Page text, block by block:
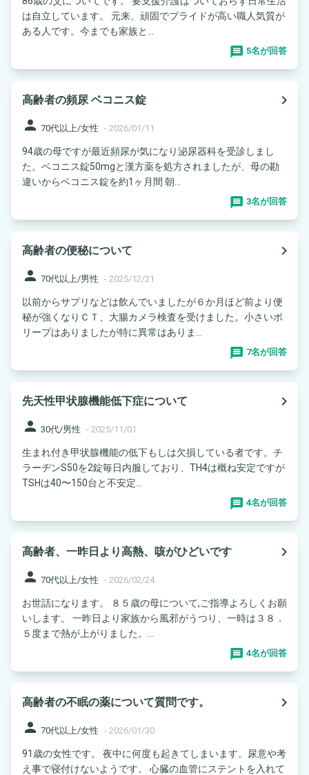
は自立しています。 元来、頑固でプライドが高い職人気質が
ある人です。今までも家族と...
5名が回答
高齢者の頻尿 ベコニス錠
navigate_next
person 70代以上/女性 - 2026/01/11
94歳の母ですが最近頻尿が気になり泌尿器科を受診しまし
た。ベコニス錠50mgと漢方薬を処方されましたが、母の勘
違いからベコニス錠を約1ヶ月間 朝...
3名が回答
高齢者の便秘について
navigate_next
person 70代以上/男性 - 2025/12/21
以前からサプリなどは飲んでいましたが６か月ほど前より便
秘が強くなりＣＴ、大腸カメラ検査を受けました。小さいポ
リープはありましたが特に異常はありま...
7名が回答
先天性甲状腺機能低下症について
navigate_next
person 30代/男性 - 2025/11/01
生まれ付き甲状腺機能の低下もしは欠損している者です。チ
ラーヂンS50を2錠毎日内服しており、TH4は概ね安定ですが
TSHは40〜150台と不安定...
4名が回答
高齢者、一昨日より高熱、咳がひどいです
navigate_next
person 70代以上/女性 - 2026/02/24
お世話になります。 ８５歳の母について,ご指導よろしくお願
いします。 一昨日より家族から風邪がうつり、一時は３８．
５度まで熱が上がりました。...
4名が回答
高齢者の不眠の薬について質問です。
navigate_next
person 70代以上/女性 - 2026/01/30
91歳の女性です。 夜中に何度も起きてしまいます。尿意や考
え事で寝付けないようです。 心臓の血管にステントを入れて